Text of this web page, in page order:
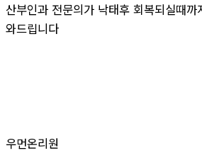
산부인과 전문의가 낙태후 회복되실때
와드립니다
우먼온리원